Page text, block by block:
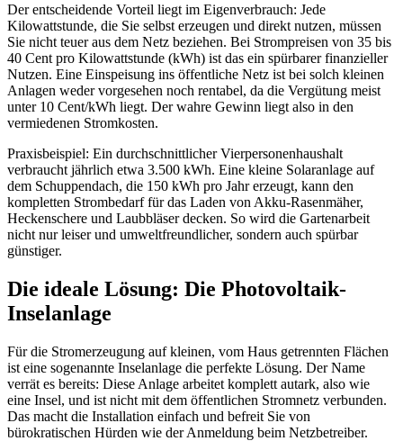
Der entscheidende Vorteil liegt im Eigenverbrauch: Jede
Kilowattstunde, die Sie selbst erzeugen und direkt nutzen, müssen
Sie nicht teuer aus dem Netz beziehen. Bei Strompreisen von 35 bis
40 Cent pro Kilowattstunde (kWh) ist das ein spürbarer finanzieller
Nutzen. Eine Einspeisung ins öffentliche Netz ist bei solch kleinen
Anlagen weder vorgesehen noch rentabel, da die Vergütung meist
unter 10 Cent/kWh liegt. Der wahre Gewinn liegt also in den
vermiedenen Stromkosten.
Praxisbeispiel: Ein durchschnittlicher Vierpersonenhaushalt
verbraucht jährlich etwa 3.500 kWh. Eine kleine Solaranlage auf
dem Schuppendach, die 150 kWh pro Jahr erzeugt, kann den
kompletten Strombedarf für das Laden von Akku-Rasenmäher,
Heckenschere und Laubbläser decken. So wird die Gartenarbeit
nicht nur leiser und umweltfreundlicher, sondern auch spürbar
günstiger.
Die ideale Lösung: Die Photovoltaik-
Inselanlage
Für die Stromerzeugung auf kleinen, vom Haus getrennten Flächen
ist eine sogenannte Inselanlage die perfekte Lösung. Der Name
verrät es bereits: Diese Anlage arbeitet komplett autark, also wie
eine Insel, und ist nicht mit dem öffentlichen Stromnetz verbunden.
Das macht die Installation einfach und befreit Sie von
bürokratischen Hürden wie der Anmeldung beim Netzbetreiber.